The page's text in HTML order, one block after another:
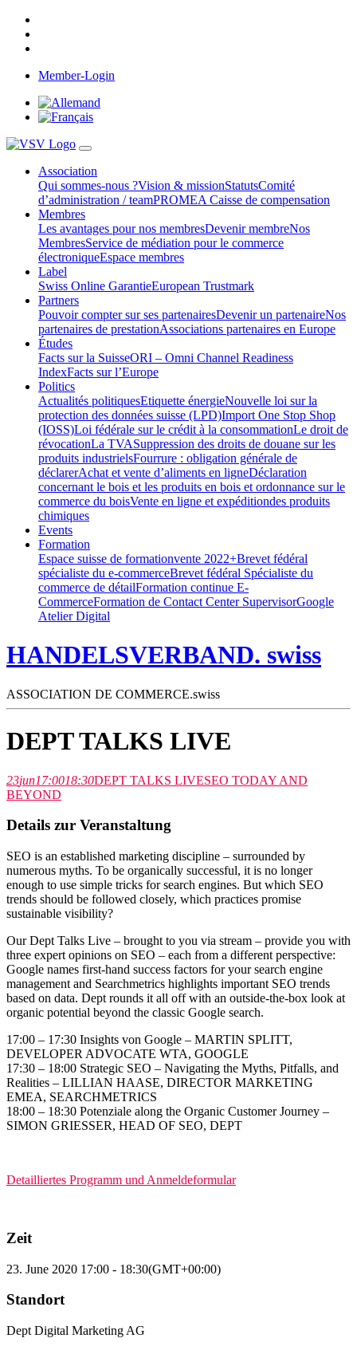
Member-Login
Association
Qui sommes-nous ?Vision & missionStatutsComité
d’administration / teamPROMEA Caisse de compensation
Membres
Les avantages pour nos membresDevenir membreNos
MembresService de médiation pour le commerce
électroniqueEspace membres
Label
Swiss Online GarantieEuropean Trustmark
Partners
Pouvoir compter sur ses partenairesDevenir un partenaireNos
partenaires de prestationAssociations partenaires en Europe
Études
Facts sur la SuisseORI – Omni Channel Readiness
IndexFacts sur l’Europe
Politics
Actualités politiquesEtiquette énergieNouvelle loi sur la
protection des données suisse (LPD)Import One Stop Shop
(IOSS)Loi fédérale sur le crédit à la consommationLe droit de
révocationLa TVASuppression des droits de douane sur les
produits industrielsFourrure : obligation générale de
déclarerAchat et vente d’aliments en ligneDéclaration
concernant le bois et les produits en bois et ordonnance sur le
commerce du boisVente en ligne et expéditiondes produits
chimiques
Events
Formation
Espace suisse de formationvente 2022+Brevet fédéral
spécialiste du e-commerceBrevet fédéral Spécialiste du
commerce de détailFormation continue E-
CommerceFormation de Contact Center SupervisorGoogle
Atelier Digital
HANDELSVERBAND. swiss
ASSOCIATION DE COMMERCE.swiss
DEPT TALKS LIVE
23jun17:0018:30DEPT TALKS LIVESEO TODAY AND
BEYOND
Details zur Veranstaltung
SEO is an established marketing discipline – surrounded by
numerous myths. To be organically successful, it is no longer
enough to use simple tricks for search engines. But which SEO
trends should be followed closely, which practices promise
sustainable visibility?
Our Dept Talks Live – brought to you via stream – provide you with
three expert opinions on SEO – each from a different perspective:
Google names first-hand success factors for your search engine
management and Searchmetrics highlights important SEO trends
based on data. Dept rounds it all off with an outside-the-box look at
organic potential beyond the classic Google search.
17:00 – 17:30 Insights von Google – MARTIN SPLITT,
DEVELOPER ADVOCATE WTA, GOOGLE
17:30 – 18:00 Strategic SEO – Navigating the Myths, Pitfalls, and
Realities – LILLIAN HAASE, DIRECTOR MARKETING
EMEA, SEARCHMETRICS
18:00 – 18:30 Potenziale along the Organic Customer Journey –
SIMON GRIESSER, HEAD OF SEO, DEPT
Detailliertes Programm und Anmeldeformular
Zeit
23. June 2020 17:00 - 18:30(GMT+00:00)
Standort
Dept Digital Marketing AG